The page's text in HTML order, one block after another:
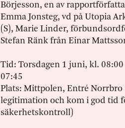
Börjesson, en av
Emma Jonsteg, vd på Utopia
(S), Marie Linder,
Stefan Ränk från Einar
Tid: Torsdagen 1 juni, kl.
07:45
Plats: Mittpolen, Entré Norrbro
legitimation och kom i god tid
säkerhetskontroll)